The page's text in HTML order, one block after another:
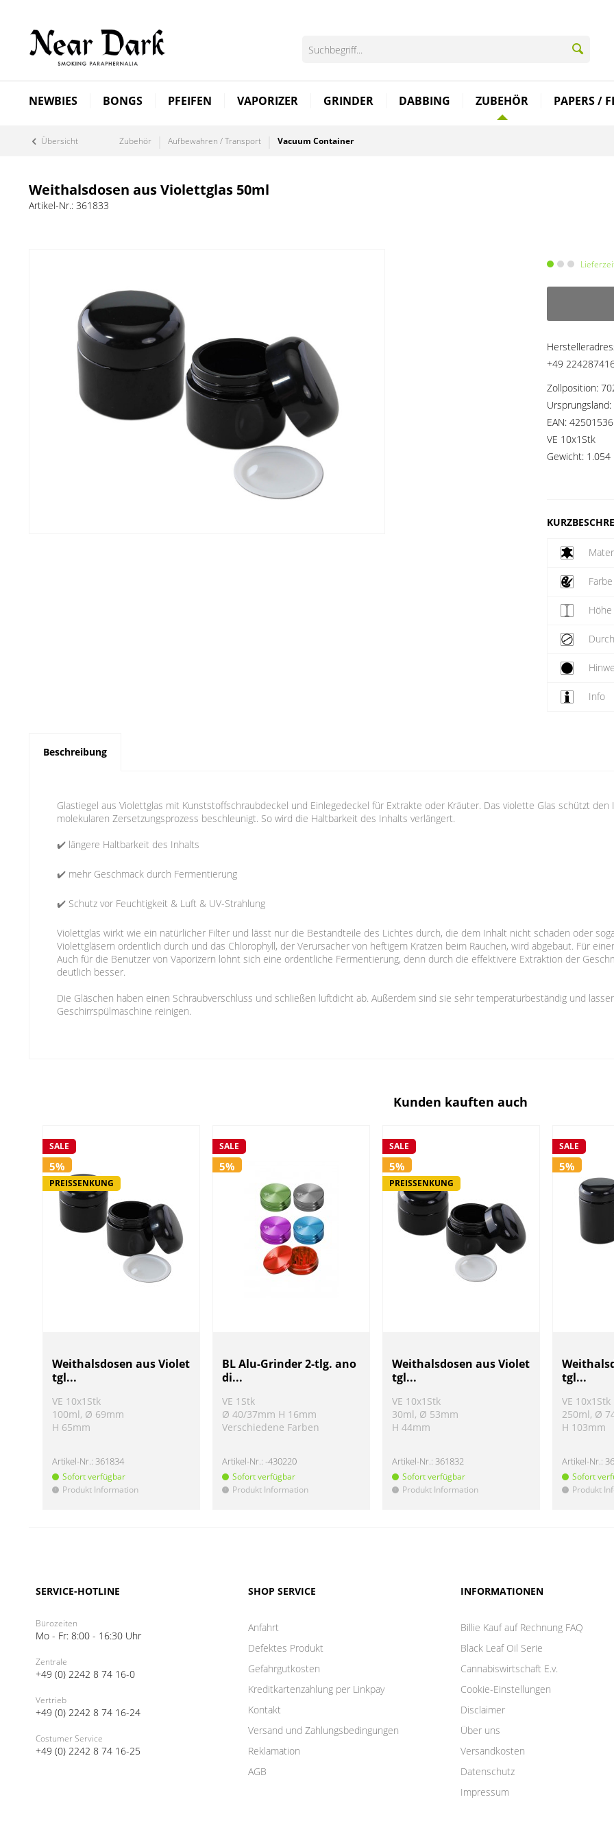
NEWBIES BONGS PFEIFEN VAPORIZER GRINDER DABBING ZUBEHÖR PAPERS /
Übersicht Zubehör Aufbewahren / Transport Vacuum Container
Weithalsdosen aus Violettglas 50ml
Artikel-Nr.: 361833
+49
Zollposition:
Ursprungsland:
EAN:
VE 10x1Stk
Gewicht: 1.054
Farbe
Höhe
Info
Beschreibung
Glastiegel aus Violettglas mit Kunststoffschraubdeckel und Einlegedeckel für Extrakte oder Kräuter. Das violette Glas schützt
molekularen Zersetzungsprozess beschleunigt. So wird die Haltbarkeit des Inhalts verlängert.
✔️ längere Haltbarkeit des Inhalts
✔️ mehr Geschmack durch Fermentierung
✔️ Schutz vor Feuchtigkeit & Luft & UV-Strahlung
Violettglas wirkt wie ein natürlicher Filter und lässt nur die Bestandteile des Lichtes durch, die dem Inhalt nicht schaden oder
Violettgläsern ordentlich durch und das Chlorophyll, der Verursacher von heftigem Kratzen beim Rauchen, wird abgebaut. Für
Auch für die Benutzer von Vaporizern lohnt sich eine ordentliche Fermentierung, denn durch die effektivere Extraktion der
deutlich besser.
Die Gläschen haben einen Schraubverschluss und schließen luftdicht ab. Außerdem sind sie sehr temperaturbeständig und
Geschirrspülmaschine reinigen.
Kunden kauften auch
SALE
5%
PREISSENKUNG
Weithalsdosen aus Violet
tgl...
VE 10x1Stk
100ml, Ø 69mm
H 65mm
Artikel-Nr.:361834
Sofort verfügbar
! Produkt Information
SALE
5%
BL Alu-Grinder 2-tlg. ano
di...
VE 1Stk
Ø 40/37mm H 16mm
Verschiedene Farben
Artikel-Nr.:-430220
Sofort verfügbar
! Produkt Information
SALE
5%
PREISSENKUNG
Weithalsdosen aus Violet
tgl...
VE 10x1Stk
30ml, Ø 53mm
H 44mm
Artikel-Nr.:361832
Sofort verfügbar
! Produkt Information
SALE
5%
tgl...
VE 10x1Stk
250ml, Ø
H 103mm
Artikel-Nr.:
Sofort
! Produkt
SERVICE-HOTLINE
Bürozeiten
Mo - Fr: 8:00 - 16:30 Uhr
Zentrale
+49 (0) 2242 8 74 16-0
Vertrieb
+49 (0) 2242 8 74 16-24
Costumer Service
+49 (0) 2242 8 74 16-25
SHOP SERVICE
Anfahrt
Defektes Produkt
Gefahrgutkosten
Kreditkartenzahlung per Linkpay
Kontakt
Versand und Zahlungsbedingungen
Reklamation
AGB
INFORMATIONEN
Billie Kauf auf Rechnung FAQ
Black Leaf Oil Serie
Cannabiswirtschaft E.v.
Cookie-Einstellungen
Disclaimer
Über uns
Versandkosten
Datenschutz
Impressum